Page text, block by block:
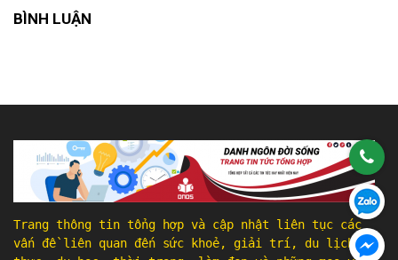
BÌNH LUẬN
Trang thông tin tổng hợp và cập nhật liên tục các
vấn đề liên quan đến sức khoẻ, giải trí, du lịch, ẩm